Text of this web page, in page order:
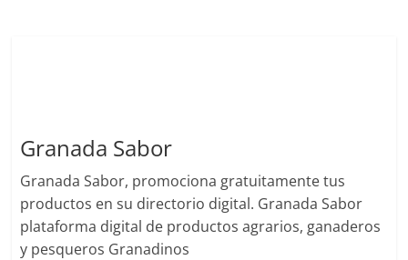
Granada Sabor
Granada Sabor, promociona gratuitamente tus
productos en su directorio digital. Granada Sabor
plataforma digital de productos agrarios, ganaderos
y pesqueros Granadinos